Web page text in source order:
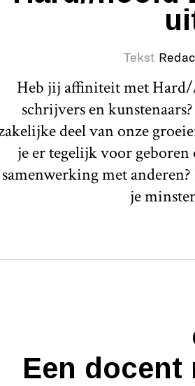
Tekst
Heb jij affiniteit met
schrijvers en
deel van onze
je er tegelijk voor
samenwerking met
je
Een docent